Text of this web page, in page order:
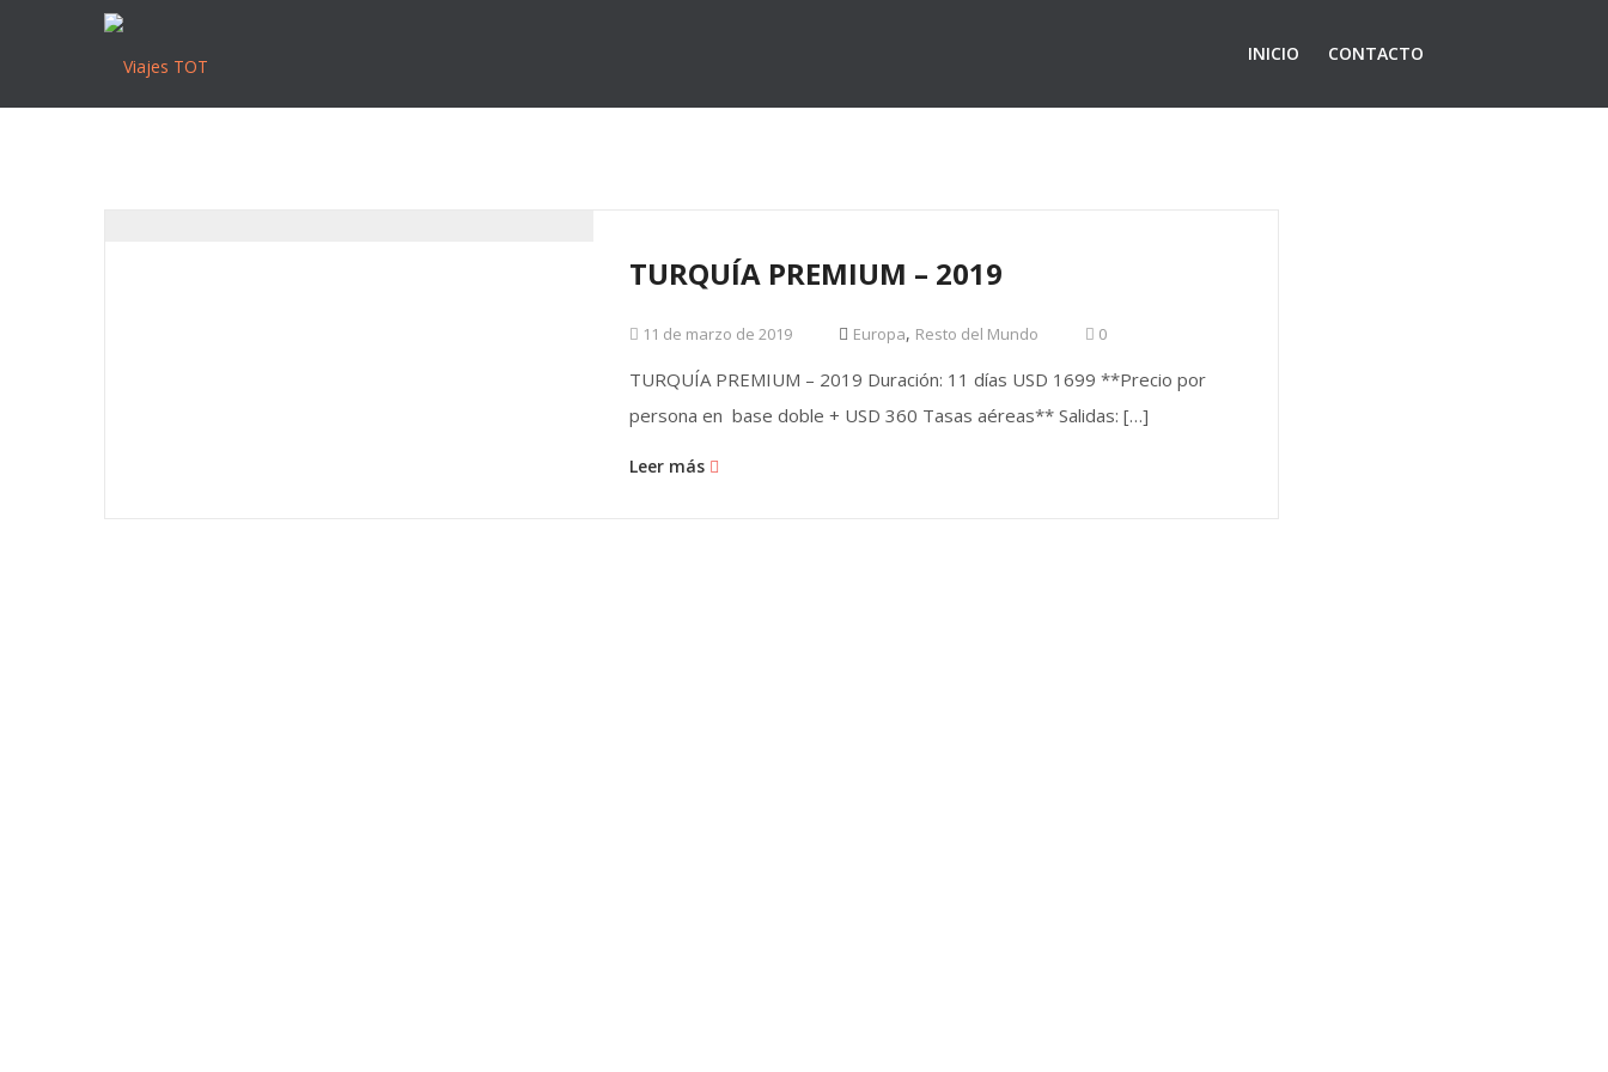
INICIO CONTACTO
TURQUÍA PREMIUM – 2019
11 de marzo de 2019 Europa, Resto del Mundo 0
TURQUÍA PREMIUM – 2019 Duración: 11 días USD 1699 **Precio por
persona en base doble + USD 360 Tasas aéreas** Salidas: […]
Leer más